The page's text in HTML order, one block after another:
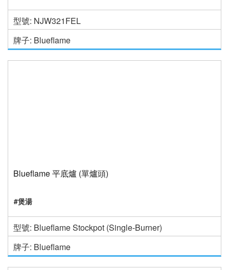
型號: NJW321FEL
牌子: Blueflame
Blueflame 平底爐 (單爐頭)
#煲湯
型號: Blueflame Stockpot (Single-Burner)
牌子: Blueflame